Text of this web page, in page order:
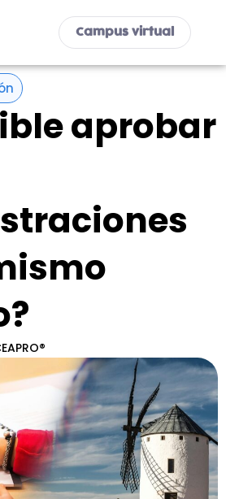
Campus virtual
aprobar